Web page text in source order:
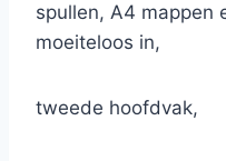
spullen, A4 mappen
moeiteloos in,
tweede hoofdvak,